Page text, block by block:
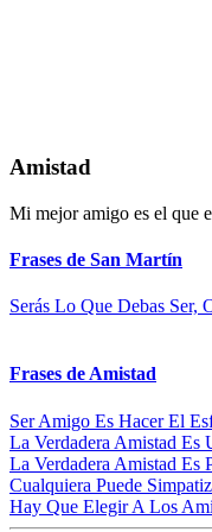
Amistad
Mi mejor amigo es el que
Frases de San Martín
Serás Lo Que Debas Ser,
Frases de Amistad
Ser Amigo Es Hacer El
La Verdadera Amistad Es
La Verdadera Amistad Es
Cualquiera Puede
Hay Que Elegir A Los